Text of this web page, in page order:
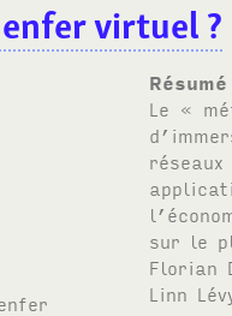
virtuel ?
Résumé
Le «
sur le
Florian
Linn